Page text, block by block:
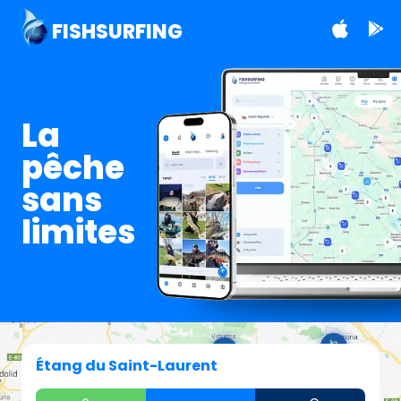
FISHSURFING
La
pêche
sans
limites
Étang du Saint-Laurent